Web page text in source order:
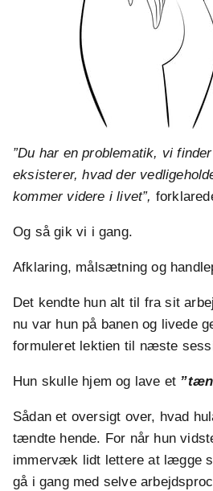
”Du har en problematik, vi
eksisterer, hvad der
kommer videre i livet”,
Og så gik vi i gang.
Afklaring, målsætning og
Det kendte hun alt til fra sit
nu var hun på banen og livede
formuleret lektien til næste
Hun skulle hjem og lave et
Sådan et oversigt over, hvad
tændte hende. For når hun
immervæk lidt lettere at lægge
gå i gang med selve